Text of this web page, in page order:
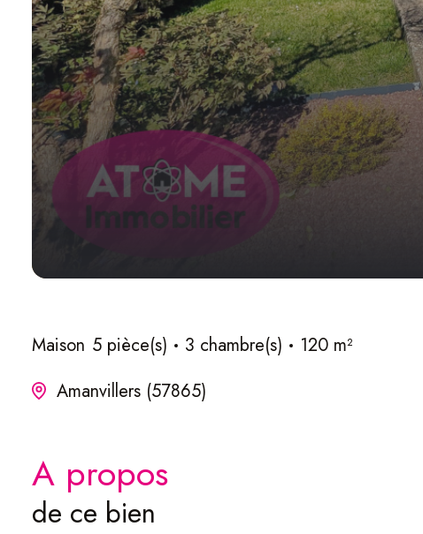
Maison 5 pièce(s) 3 chambre(s)
120 m²
Amanvillers (57865)
a propos
de ce bien